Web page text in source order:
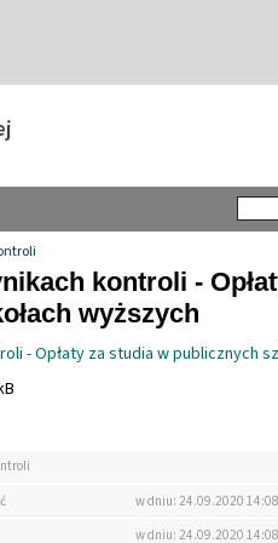
kontroli -
wyższych
- Opłaty za studia w publicznych
w dniu: 24.09.2020 14:08
w dniu: 24.09.2020 14:08